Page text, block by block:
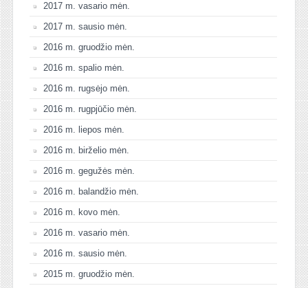
2017 m. vasario mėn.
2017 m. sausio mėn.
2016 m. gruodžio mėn.
2016 m. spalio mėn.
2016 m. rugsėjo mėn.
2016 m. rugpjūčio mėn.
2016 m. liepos mėn.
2016 m. birželio mėn.
2016 m. gegužės mėn.
2016 m. balandžio mėn.
2016 m. kovo mėn.
2016 m. vasario mėn.
2016 m. sausio mėn.
2015 m. gruodžio mėn.